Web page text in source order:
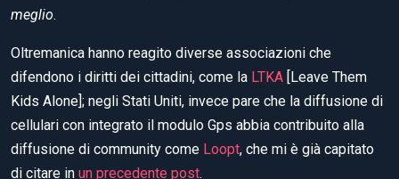
meglio.
Oltremanica hanno reagito diverse associazioni che
difendono i diritti dei cittadini, come la LTKA [Leave Them
Kids Alone]; negli Stati Uniti, invece pare che la diffusione di
cellulari con integrato il modulo Gps abbia contribuito alla
diffusione di community come Loopt, che mi è già capitato
di citare in un precedente post.